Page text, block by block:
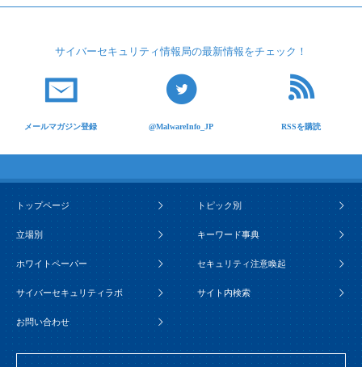
サイバーセキュリティ情報局の最新情報をチェック！
メールマガジン登録 @MalwareInfo_JP RSSを購読
トップページ トピック別
立場別 キーワード事典
ホワイトペーパー セキュリティ注意喚起
サイバーセキュリティラボ サイト内検索
お問い合わせ